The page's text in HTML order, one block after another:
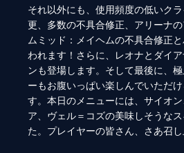
それ以外にも、使用頻度の低いク
更、多数の不具合修正、アリーナ
ムミッド：メイヘムの不具合修正
われます！さらに、レオナとダイ
ンも登場します。そして最後に、
ーもお腹いっぱい楽しんでいただ
す。本日のメニューには、サイオ
ア、ヴェル＝コズの美味しそうな
た。プレイヤーの皆さん、さあ召し